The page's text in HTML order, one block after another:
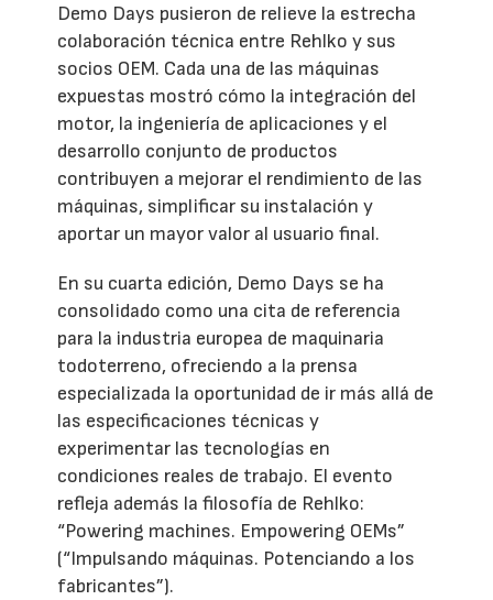
Demo Days pusieron de relieve la estrecha
colaboración técnica entre Rehlko y sus
socios OEM. Cada una de las máquinas
expuestas mostró cómo la integración del
motor, la ingeniería de aplicaciones y el
desarrollo conjunto de productos
contribuyen a mejorar el rendimiento de las
máquinas, simplificar su instalación y
aportar un mayor valor al usuario final.
En su cuarta edición, Demo Days se ha
consolidado como una cita de referencia
para la industria europea de maquinaria
todoterreno, ofreciendo a la prensa
especializada la oportunidad de ir más allá de
las especificaciones técnicas y
experimentar las tecnologías en
condiciones reales de trabajo. El evento
refleja además la filosofía de Rehlko:
“Powering machines. Empowering OEMs”
(“Impulsando máquinas. Potenciando a los
fabricantes”).